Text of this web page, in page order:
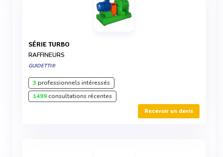
SÉRIE TURBO
RAFFINEURS
GUIDETTI®
3 professionnels intéressés
1499consultations récentes
Recevoir un devis